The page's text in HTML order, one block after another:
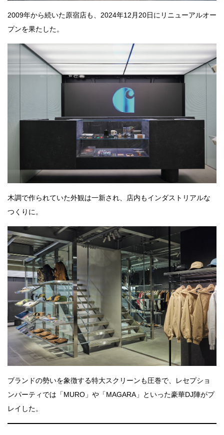
2009年から続いた原宿店も、2024年12月20日にリニューアルオー
プンを果たした。
木調で作られていた外観は一新され、店内もインダストリアルな
つくりに。
ブランドの勢いを象徴する特大スクリーンも圧巻で、レセプショ
ンパーティでは「MURO」や「MAGARA」といった豪華DJ陣がプ
レイした。